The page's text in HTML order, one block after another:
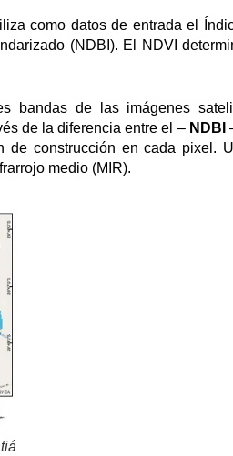
como datos de entrada el
(NDBI). El NDVI
bandas de las imágenes
de la diferencia entre el – NDBI
de construcción en cada pixel.
medio (MIR).